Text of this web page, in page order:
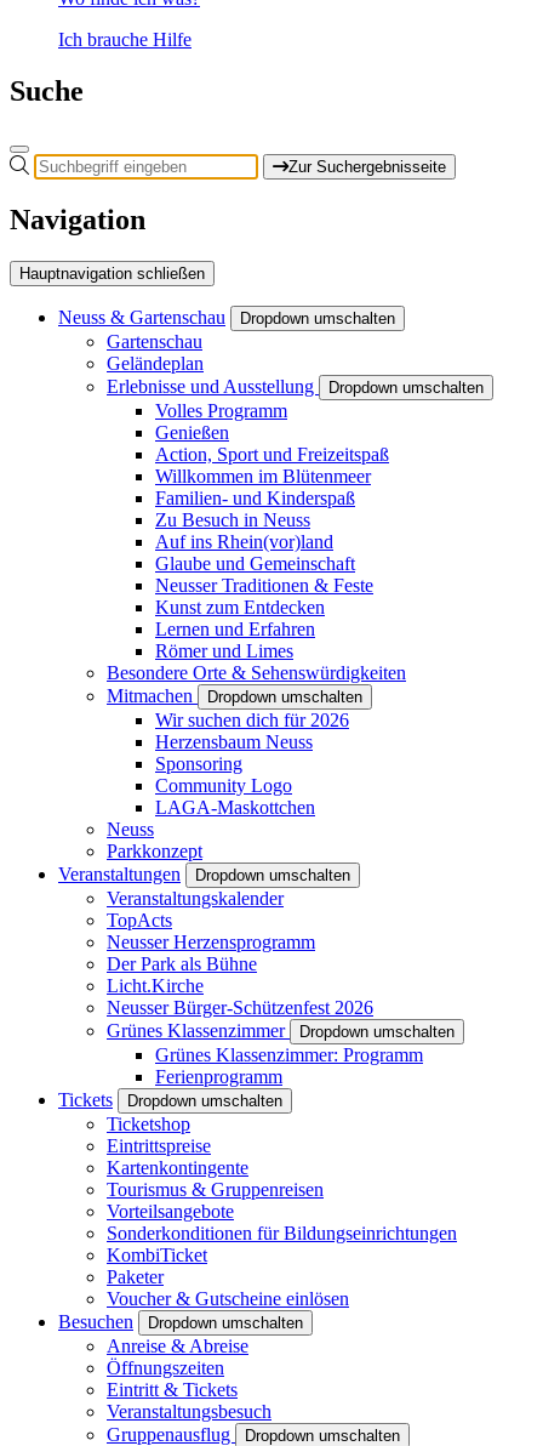
Ich brauche Hilfe
Suche
Zur Suchergebnisseite
Navigation
Hauptnavigation schließen
Neuss & Gartenschau Dropdown umschalten
Gartenschau
Geländeplan
Erlebnisse und Ausstellung
Dropdown umschalten
Volles Programm
Genießen
Action, Sport und Freizeitspaß
Willkommen im Blütenmeer
Familien- und Kinderspaß
Zu Besuch in Neuss
Auf ins Rhein(vor)land
Glaube und Gemeinschaft
Neusser Traditionen & Feste
Kunst zum Entdecken
Lernen und Erfahren
Römer und Limes
Besondere Orte & Sehenswürdigkeiten
Mitmachen
Dropdown umschalten
Wir suchen dich für 2026
Herzensbaum Neuss
Sponsoring
Community Logo
LAGA-Maskottchen
Neuss
Parkkonzept
Veranstaltungen
Dropdown umschalten
Veranstaltungskalender
TopActs
Neusser Herzensprogramm
Der Park als Bühne
Licht.Kirche
Neusser Bürger-Schützenfest 2026
Grünes Klassenzimmer
Dropdown umschalten
Grünes Klassenzimmer: Programm
Ferienprogramm
Tickets
Dropdown umschalten
Ticketshop
Eintrittspreise
Kartenkontingente
Tourismus & Gruppenreisen
Vorteilsangebote
Sonderkonditionen für Bildungseinrichtungen
KombiTicket
Paketer
Voucher & Gutscheine einlösen
Besuchen
Dropdown umschalten
Anreise & Abreise
Öffnungszeiten
Eintritt & Tickets
Veranstaltungsbesuch
Gruppenausflug
Dropdown umschalten